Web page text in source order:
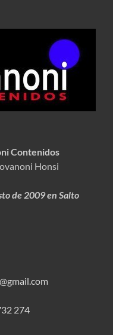
Contenidos
Honsi
de 2009 en Salto
274